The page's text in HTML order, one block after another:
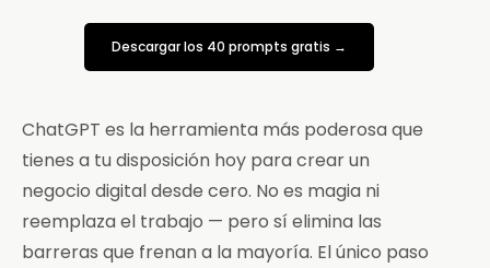
Descargar los 40 prompts gratis →
ChatGPT es la herramienta más poderosa que
tienes a tu disposición hoy para crear un
negocio digital desde cero. No es magia ni
reemplaza el trabajo — pero sí elimina las
barreras que frenan a la mayoría. El único paso